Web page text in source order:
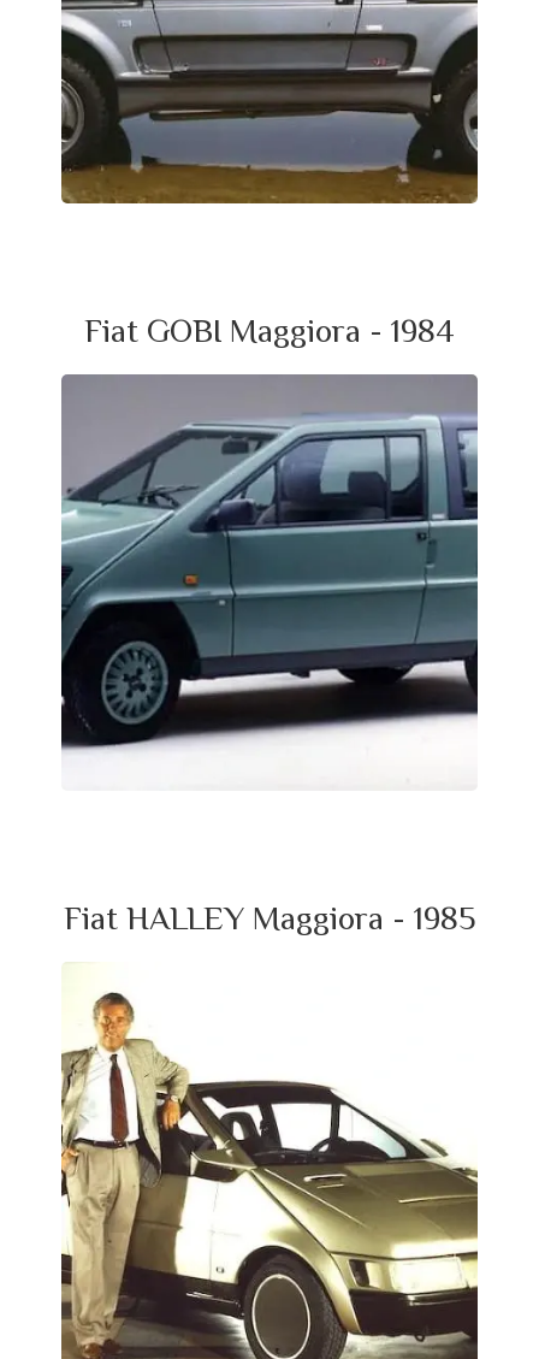
Fiat GOBI Maggiora - 1984
Fiat HALLEY Maggiora - 1985